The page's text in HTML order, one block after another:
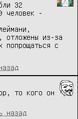
32
человек -
отложены из-за
попрощаться с
то кого он
назад